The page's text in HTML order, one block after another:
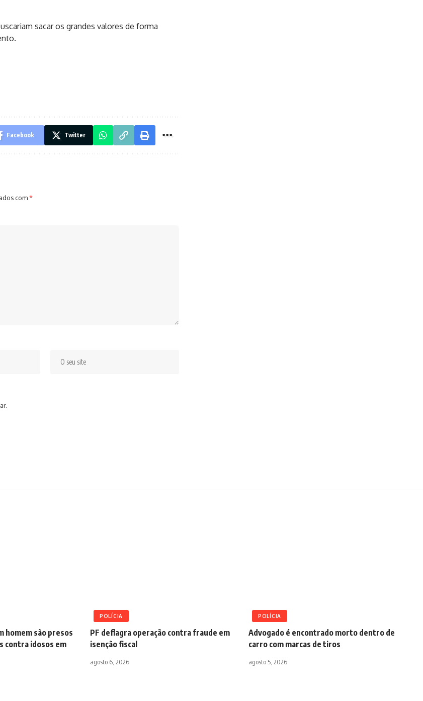
sacar os grandes valores de forma
Facebook Twitter
com*
homem são presos
contra idosos em
POLÍCIA
PF deflagra operação contra fraude em
isenção fiscal
agosto 6, 2026
POLÍCIA
Advogado é encontrado morto dentro de
carro com marcas de tiros
agosto 5, 2026